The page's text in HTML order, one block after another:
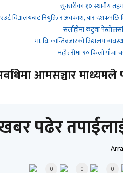
सुनसरीका १० स्थानीय
एउटै विद्यालयबाट नियुक्ति र अवकाश, चार दशकपछि
सर्लाहीमा कटुवा
मा. वि. कान्तिबजारको विद्यालय
महोत्तरीमा ९० किलो
आमसञ्चार
पढेर
0 0 0